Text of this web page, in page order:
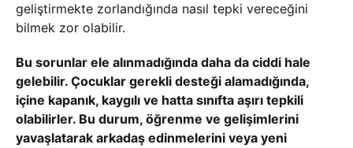
geliştirmekte zorlandığında nasıl tepki vereceğini
bilmek zor olabilir.
Bu sorunlar ele alınmadığında daha da ciddi hale
gelebilir. Çocuklar gerekli desteği alamadığında,
içine kapanık, kaygılı ve hatta sınıfta aşırı tepkili
olabilirler. Bu durum, öğrenme ve gelişimlerini
yavaşlatarak arkadaş edinmelerini veya yeni